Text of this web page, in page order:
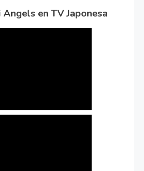
Angels en TV Japonesa